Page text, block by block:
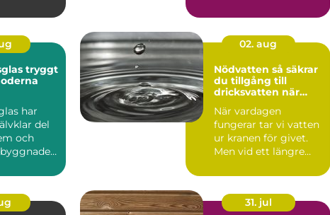
och annat...
tryggt
har
del
och
02. aug
Nödvatten så säkrar
du tillgång till
dricksvatten när
När vardagen
fungerar tar vi vatten
ur kranen för givet.
Men vid ett längre
förorening...
31. jul